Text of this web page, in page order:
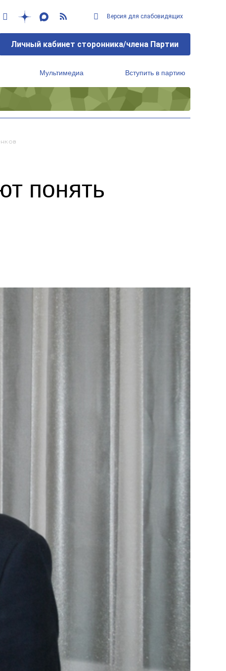
Версия для слабовидящих
Личный кабинет сторонника/члена Партии
Мультимедиа Вступить в партию
понять